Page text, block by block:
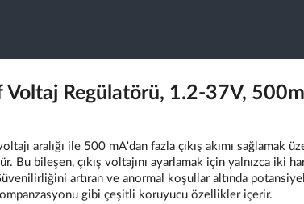
Regülatörü, 1.2-37V,
aralığı ile 500 mA'dan fazla çıkış akımı sağlamak
bileşen, çıkış voltajını ayarlamak için yalnızca iki
artıran ve anormal koşullar altında potansiyel
gibi çeşitli koruyucu özellikler içerir.